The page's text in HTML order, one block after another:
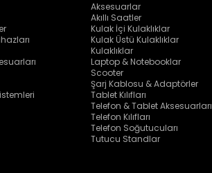
Aksesuarlar
Akıllı Saatler
Kulak İçi Kulaklıklar
Kulak Üstü Kulaklıklar
Kulaklıklar
Laptop & Notebooklar
Scooter
Şarj Kablosu & Adaptörler
Tablet Kılıfları
Telefon & Tablet Aksesuarları
Telefon Kılıfları
Telefon Soğutucuları
Tutucu Standlar